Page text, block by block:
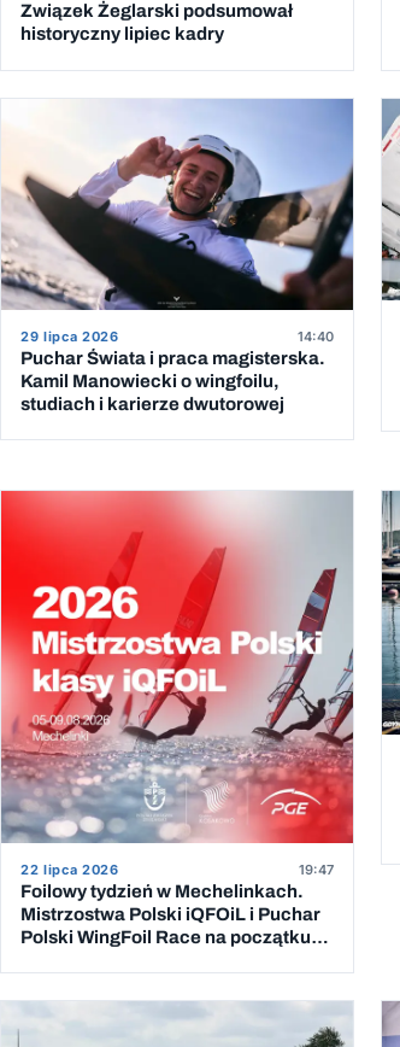
Związek Żeglarski podsumował
historyczny lipiec kadry
29 lipca 2026 14:40
Puchar Świata i praca magisterska.
Kamil Manowiecki o wingfoilu,
studiach i karierze dwutorowej
22 lipca 2026 19:47
Foilowy tydzień w Mechelinkach.
Mistrzostwa Polski iQFOiL i Puchar
Polski WingFoil Race na początku